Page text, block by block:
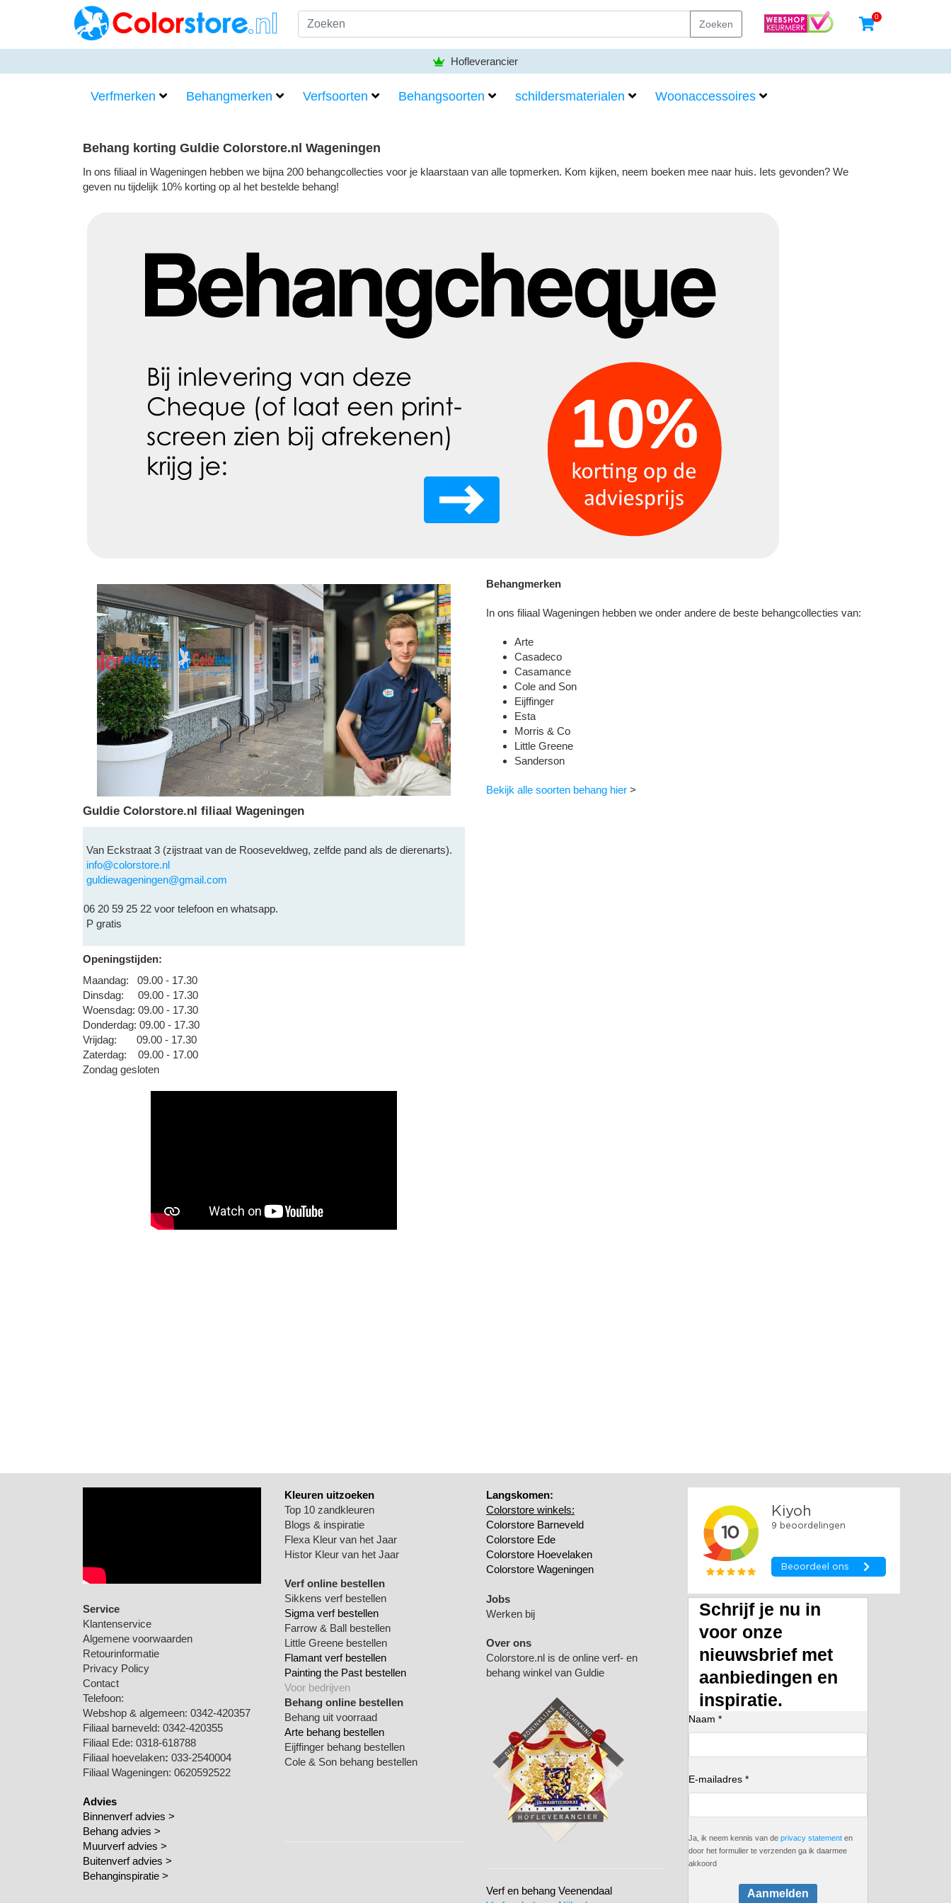
Zoeken
0
Hofleverancier
Verfmerken Behangmerken Verfsoorten Behangsoorten schildersmaterialen Woonaccessoires
Behang korting Guldie Colorstore.nl Wageningen
In ons filiaal in Wageningen hebben we bijna 200 behangcollecties voor je klaarstaan van alle topmerken. Kom kijken, neem boeken mee naar huis. Iets gevonden? We
geven nu tijdelijk 10% korting op al het bestelde behang!
Guldie Colorstore.nl filiaal Wageningen
Van Eckstraat 3 (zijstraat van de Rooseveldweg, zelfde pand als de dierenarts).
info@colorstore.nl
guldiewageningen@gmail.com
06 20 59 25 22 voor telefoon en whatsapp.
P gratis
Openingstijden:
Maandag: 09.00 - 17.30
Dinsdag: 09.00 - 17.30
Woensdag: 09.00 - 17.30
Donderdag: 09.00 - 17.30
Vrijdag: 09.00 - 17.30
Zaterdag: 09.00 - 17.00
Zondag gesloten
Behangmerken
In ons filiaal Wageningen hebben we onder andere de beste behangcollecties van:
Arte
Casadeco
Casamance
Cole and Son
Eijffinger
Esta
Morris & Co
Little Greene
Sanderson
Bekijk alle soorten behang hier >
Service
Klantenservice
Algemene voorwaarden
Retourinformatie
Privacy Policy
Contact
Telefoon:
Webshop & algemeen: 0342-420357
Filiaal barneveld: 0342-420355
Filiaal Ede: 0318-618788
Filiaal hoevelaken: 033-2540004
Filiaal Wageningen: 0620592522
Advies
Binnenverf advies >
Behang advies >
Muurverf advies >
Buitenverf advies >
Behanginspiratie >
Kleuren uitzoeken
Top 10 zandkleuren
Blogs & inspiratie
Flexa Kleur van het Jaar
Histor Kleur van het Jaar
Verf online bestellen
Sikkens verf bestellen
Sigma verf bestellen
Farrow & Ball bestellen
Little Greene bestellen
Flamant verf bestellen
Painting the Past bestellen
Voor bedrijven
Behang online bestellen
Behang uit voorraad
Arte behang bestellen
Eijffinger behang bestellen
Cole & Son behang bestellen
Langskomen:
Colorstore winkels:
Colorstore Barneveld
Colorstore Ede
Colorstore Hoevelaken
Colorstore Wageningen
Jobs
Werken bij
Over ons
Colorstore.nl is de online verf- en
behang winkel van Guldie
Verf en behang Veenendaal
Schrijf je nu in
voor onze
nieuwsbrief met
aanbiedingen en
inspiratie.
Naam *
E-mailadres *
Ja, ik neem kennis van de privacy statement en
door het formulier te verzenden ga ik daarmee
akkoord
Aanmelden